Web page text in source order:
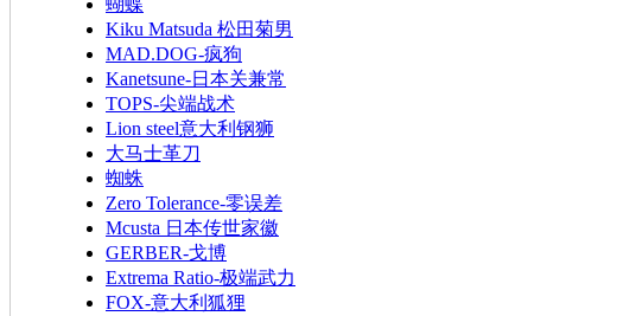
蝴蝶
Kiku Matsuda 松田菊男
MAD.DOG-疯狗
Kanetsune-日本关兼常
TOPS-尖端战术
Lion steel意大利钢狮
大马士革刀
蜘蛛
Zero Tolerance-零误差
Mcusta 日本传世家徽
GERBER-戈博
Extrema Ratio-极端武力
FOX-意大利狐狸